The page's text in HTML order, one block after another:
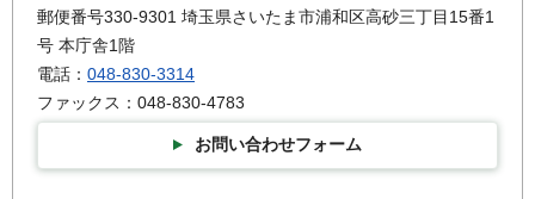
郵便番号330-9301 埼玉県さいたま市浦和区高砂三丁目15番1
号 本庁舎1階
電話： 048-830-3314
ファックス：048-830-4783
お問い合わせフォーム